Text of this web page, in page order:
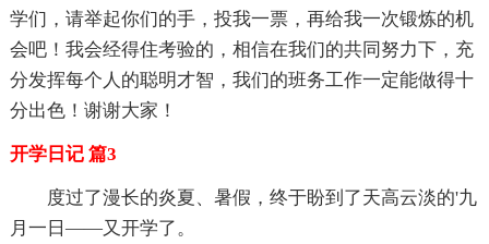
学们，请举起你们的手，投我一票，再给我一次锻炼的机
会吧！我会经得住考验的，相信在我们的共同努力下，充
分发挥每个人的聪明才智，我们的班务工作一定能做得十
分出色！谢谢大家！
开学日记 篇3
度过了漫长的炎夏、暑假，终于盼到了天高云淡的'九
月一日——又开学了。